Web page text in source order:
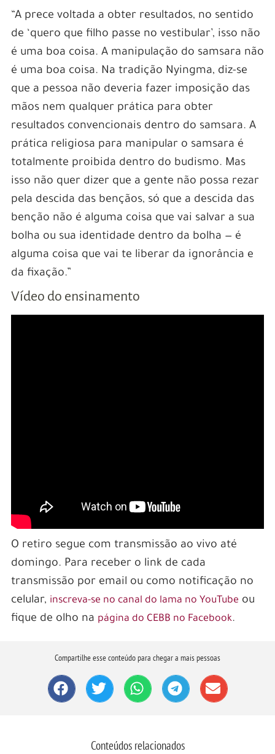
“A prece voltada a obter resultados, no sentido
de ‘quero que filho passe no vestibular’, isso não
é uma boa coisa. A manipulação do samsara não
é uma boa coisa. Na tradição Nyingma, diz-se
que a pessoa não deveria fazer imposição das
mãos nem qualquer prática para obter
resultados convencionais dentro do samsara. A
prática religiosa para manipular o samsara é
totalmente proibida dentro do budismo. Mas
isso não quer dizer que a gente não possa rezar
pela descida das bençãos, só que a descida das
benção não é alguma coisa que vai salvar a sua
bolha ou sua identidade dentro da bolha — é
alguma coisa que vai te liberar da ignorância e
da fixação.”
Vídeo do ensinamento
O retiro segue com transmissão ao vivo até
domingo. Para receber o link de cada
transmissão por email ou como notificação no
celular, inscreva-se no canal do lama no YouTube ou
fique de olho na página do CEBB no Facebook.
Compartilhe esse conteúdo para chegar a mais pessoas
Conteúdos relacionados